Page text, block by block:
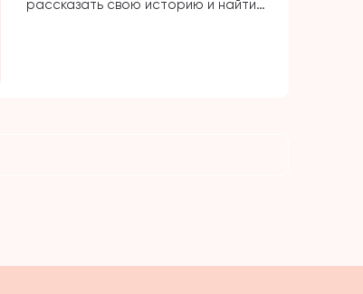
рассказать свою историю и найти